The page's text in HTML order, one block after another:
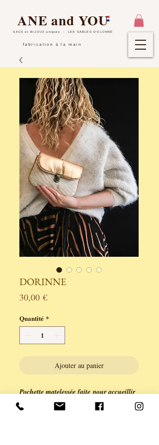
SACS et BIJOUX uniques - LES SABLES D'OLONNE
ANE and YOU
fabrication à la main
DORINNE
30,00 €Prix
Quantité *
Ajouter au panier
Pochette matelessée faite pour accueillir
et protèger vos petits trésors... et secrets.
Confectionné à la main dans mon atelier